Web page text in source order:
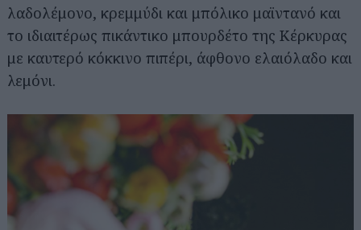
λαδολέμονο, κρεμμύδι και μπόλικο μαϊντανό και
το ιδιαιτέρως πικάντικο μπουρδέτο της Κέρκυρας
με καυτερό κόκκινο πιπέρι, άφθονο ελαιόλαδο και
λεμόνι.